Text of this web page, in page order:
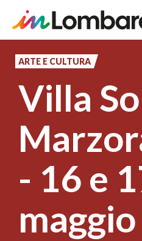
principale
ARTE E CULTURA
Villa
- 16 e